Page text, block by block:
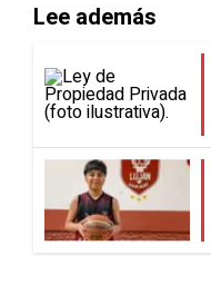
Lee además